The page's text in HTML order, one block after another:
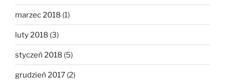
marzec 2018 (1)
luty 2018 (3)
styczeń 2018 (5)
grudzień 2017 (2)